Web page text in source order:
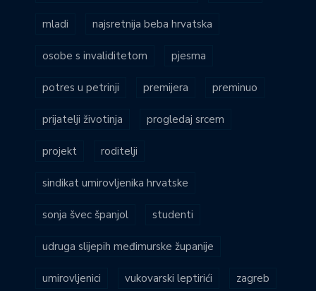
mladi najsretnija beba hrvatska
osobe s invaliditetom pjesma
potres u petrinji premijera preminuo
prijatelji životinja progledaj srcem
projekt roditelji
sindikat umirovljenika hrvatske
sonja švec španjol studenti
udruga slijepih međimurske županije
umirovljenici vukovarski leptirići zagreb